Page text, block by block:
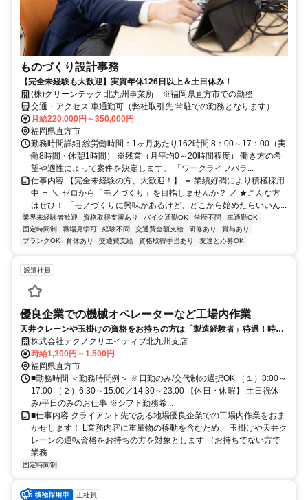
ものづくり設計事務
【完全未経験も大歓迎】実質年休126日以上＆土日休み！
(株)グリーンテック 北九州事業所 ※福岡県直方市での勤務
交通・アクセス 車通勤可（弊社取引先 常駐での勤務となります）
月給220,000円～350,000円
福岡県直方市
勤務時間詳細 総労働時間：1ヶ月あたり162時間 8：00～17：00（実
働8時間・休憩1時間） ※残業（月平均0～20時間程度） 働き方の希
望や適性によって案件を決定します。 「ワークライフバラ...
仕事内容 【完全未経験の方、大歓迎！】 ＝ 業績好調により積極採用
中 ＝ ＼ ゼロから「モノづくり」を目指しませんか？ ／ ★こんな方
はぜひ！ 「モノづくりに興味があるけど、どこから始めたらいいん...
業界未経験者歓迎 資格取得支援あり バイク通勤OK 学歴不問
車通勤OK
固定時間制
職場見学可 経験不問 交通費全額支給 研修あり
賞与あり
ブランクOK
育休あり 交通費支給 資格取得手当あり 友達と応募OK
派遣社員
優良企業での機械オペレーターなど工場内作業
天井クレーンや玉掛けの資格をお持ちの方は「製造経験者」待遇！時給
1300円～1500円
株式会社テクノクリエイティブ北九州支店
時給1,300円～1,500円
福岡県直方市
■勤務時間 ＜勤務時間例＞ ※日勤のみ/交代制の選択OK （１）8:00～
17:00 （２）6:30～15:00／14:30～23:00 【休日・休暇】 土日祝休
み/平日のみのお仕事 ※シフト勤務希...
■仕事内容 クライアント先である地場優良企業での工場内作業をおま
かせします！ L業務内容に重量物の移動を含むため、 玉掛けや天井ク
レーンの運転資格をお持ちの方を対象とします （お持ちでない方で
業務...
固定時間制
正社員